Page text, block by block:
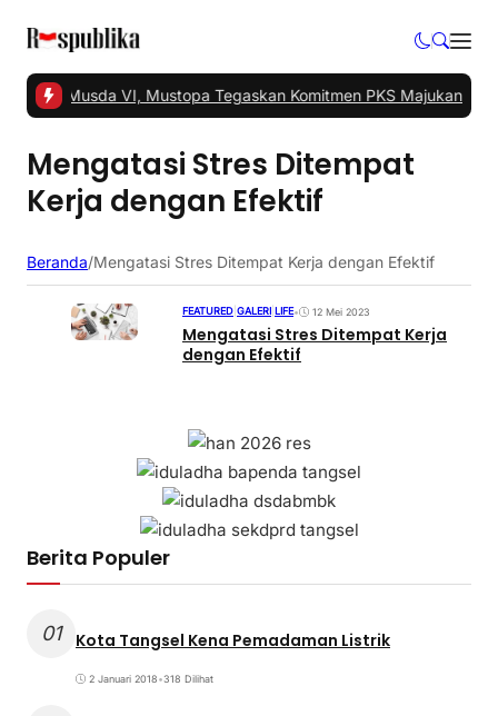
Gelar Musda VI, Mustopa Tegaskan Komitmen PKS Majukan
Mengatasi Stres Ditempat
Kerja dengan Efektif
Beranda/Mengatasi Stres Ditempat Kerja dengan Efektif
FEATURED GALERI LIFE• 12 Mei 2023
Mengatasi Stres Ditempat Kerja
dengan Efektif
Berita Populer
01 Kota Tangsel Kena Pemadaman Listrik
2 Januari 2018•318 Dilihat